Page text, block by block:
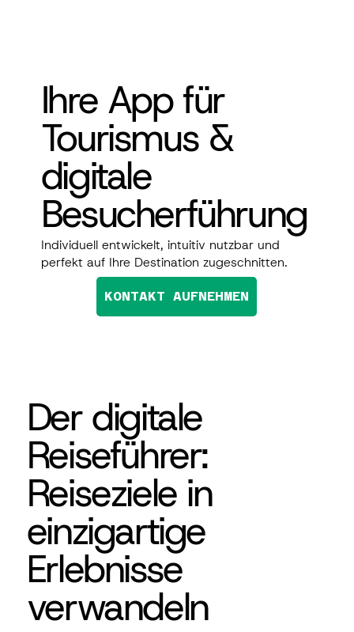
Der digitale
Reiseführer:
Reiseziele in
einzigartige
Erlebnisse
verwandeln
Ihre App für
Tourismus &
digitale
Besucherführung
Individuell entwickelt, intuitiv nutzbar und
perfekt auf Ihre Destination zugeschnitten.
KONTAKT AUFNEHMEN